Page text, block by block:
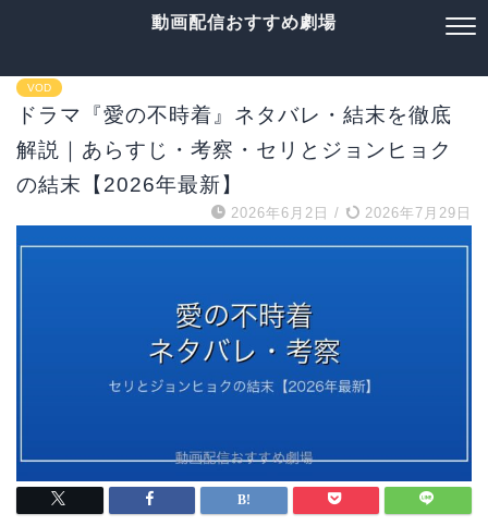
動画配信おすすめ劇場
VOD
ドラマ『愛の不時着』ネタバレ・結末を徹底
解説｜あらすじ・考察・セリとジョンヒョク
の結末【2026年最新】
2026年6月2日 / 2026年7月29日